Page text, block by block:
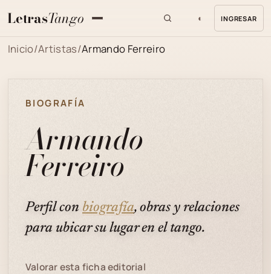
LetrasTango ◐ INGRESAR
Inicio/Artistas/Armando Ferreiro
BIOGRAFÍA
Armando
Ferreiro
Perfil con biografía, obras y relaciones
para ubicar su lugar en el tango.
Valorar esta ficha editorial